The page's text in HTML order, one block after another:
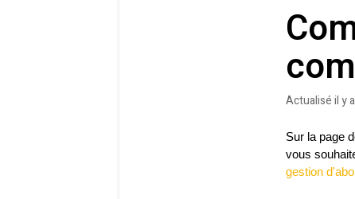
Actualiséil y
Sur la page
vous
gestion